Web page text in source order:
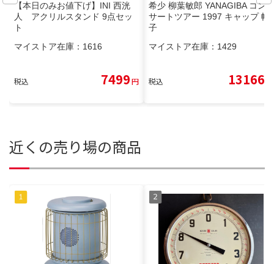
【本日のみお値下げ】INI 西洸
人 アクリルスタンド 9点セッ
ト
マイストア在庫： 1616
税込 7499円
希少 柳葉敏郎 YANAGIBA コン
サートツアー 1997 キャップ 帽
子
マイストア在庫： 1429
税込 13166
近くの売り場の商品